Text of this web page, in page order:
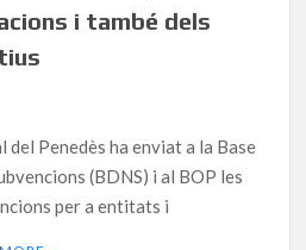
i també dels
del Penedès ha enviat a la Base
(BDNS) i al BOP les
per a entitats i